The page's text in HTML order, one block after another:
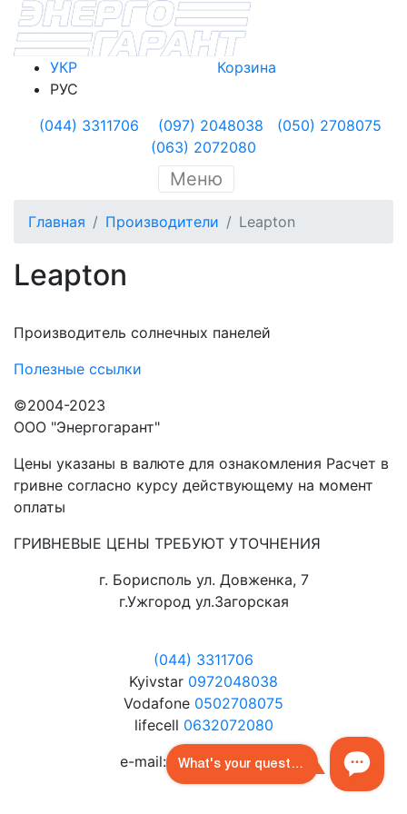
УКР
РУС
Корзина
(044) 3311706 (097) 2048038
(050) 2708075
(063) 2072080
Меню
Главная Производители Leapton
Leapton
Производитель солнечных панелей
Полезные ссылки
©2004-2023
ООО "Энергогарант"
Цены указаны в валюте для ознакомления Расчет в
гривне согласно курсу действующему на момент
оплаты
ГРИВНЕВЫЕ ЦЕНЫ ТРЕБУЮТ УТОЧНЕНИЯ
г. Борисполь ул. Довженка, 7
г.Ужгород ул.Загорская
(044) 3311706
Kyivstar 0972048038
Vodafone 0502708075
lifecell 0632072080
e-mail: 3311706@ukr.net